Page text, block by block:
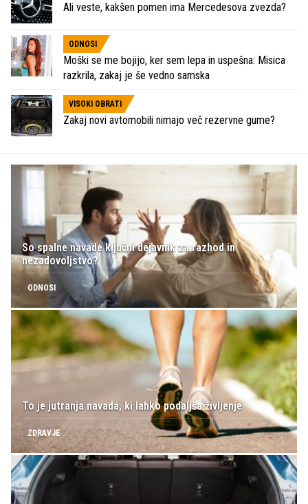
Ali veste, kakšen pomen ima Mercedesova zvezda?
ODNOSI
Moški se me bojijo, ker sem lepa in uspešna: Misica
razkrila, zakaj je še vedno samska
VISOKI OBRATI
Zakaj novi avtomobili nimajo več rezervne gume?
So spalne navade ključni dejavnik za razhod in
nezadovoljstvo?
ODNOSI
To je jutranja navada, ki lahko podaljša življenje
ZDRAVJE